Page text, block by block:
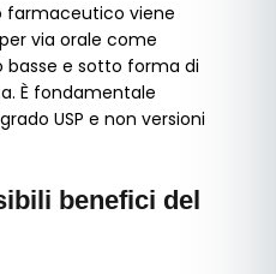
farmaceutico viene
via orale come
basse e sotto forma di
È fondamentale
USP e non versioni
benefici del